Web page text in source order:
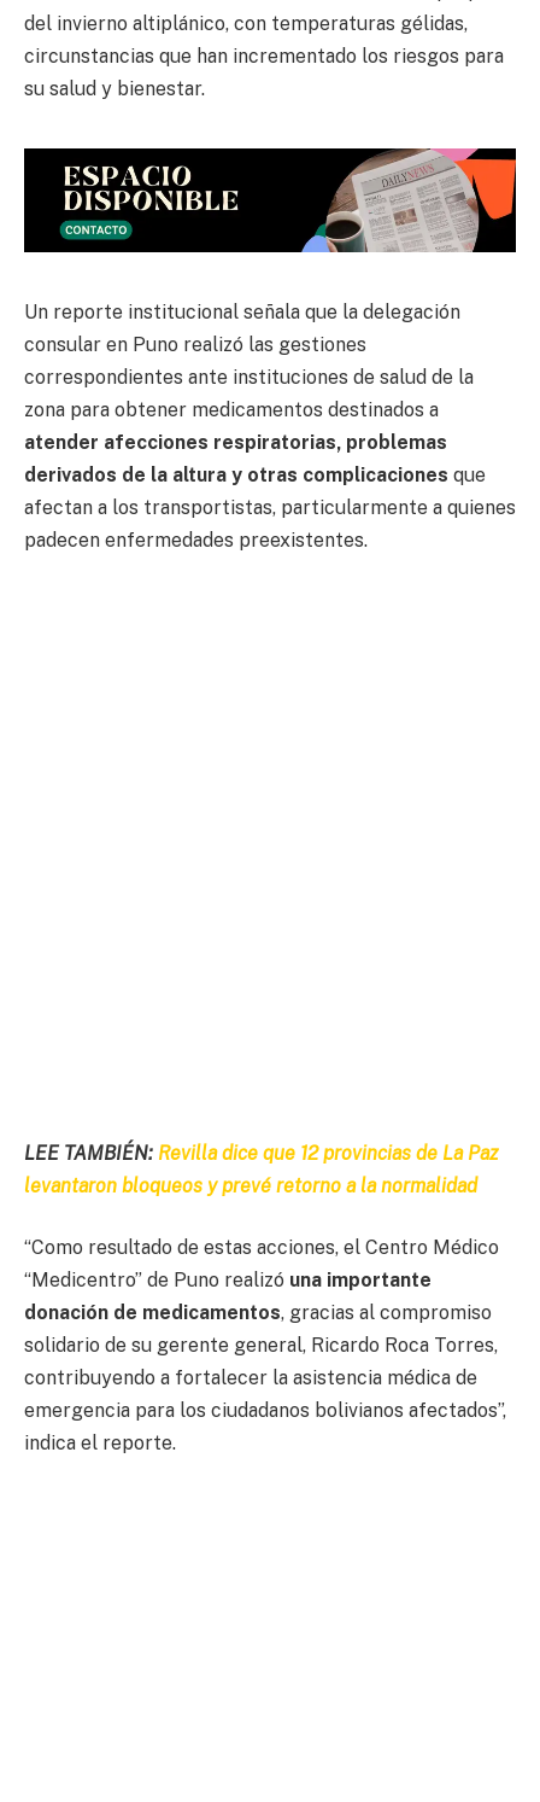
del invierno altiplánico, con temperaturas gélidas,
circunstancias que han incrementado los riesgos para
su salud y bienestar.
Un reporte institucional señala que la delegación
consular en Puno realizó las gestiones
correspondientes ante instituciones de salud de la
zona para obtener medicamentos destinados a
atender afecciones respiratorias, problemas
derivados de la altura y otras complicaciones que
afectan a los transportistas, particularmente a quienes
padecen enfermedades preexistentes.
LEE TAMBIÉN: Revilla dice que 12 provincias de La Paz
levantaron bloqueos y prevé retorno a la normalidad
“Como resultado de estas acciones, el Centro Médico
“Medicentro” de Puno realizó una importante
donación de medicamentos, gracias al compromiso
solidario de su gerente general, Ricardo Roca Torres,
contribuyendo a fortalecer la asistencia médica de
emergencia para los ciudadanos bolivianos afectados”,
indica el reporte.